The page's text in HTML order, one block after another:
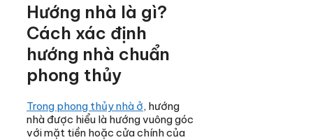
Hướng nhà là gì?
Cách xác định
hướng nhà chuẩn
phong thủy
Trong phong thủy nhà ở, hướng
nhà được hiểu là hướng vuông góc
với mặt tiền hoặc cửa chính của